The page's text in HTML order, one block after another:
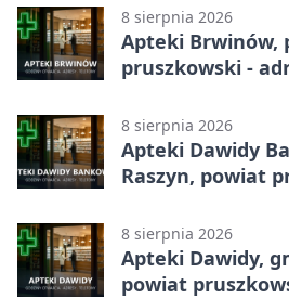
8 sierpnia 2026
Apteki Brwinów,
pruszkowski -
8 sierpnia 2026
Apteki Dawidy
Raszyn, powiat
8 sierpnia 2026
Apteki Dawidy,
powiat